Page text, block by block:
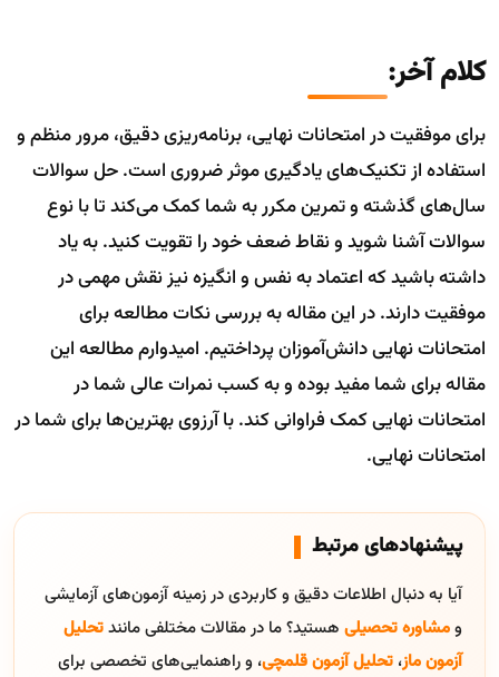
کلام آخر:
برای موفقیت در امتحانات نهایی، برنامه‌ریزی دقیق، مرور منظم و
استفاده از تکنیک‌های یادگیری موثر ضروری است. حل سوالات
سال‌های گذشته و تمرین مکرر به شما کمک می‌کند تا با نوع
سوالات آشنا شوید و نقاط ضعف خود را تقویت کنید. به یاد
داشته باشید که اعتماد به نفس و انگیزه نیز نقش مهمی در
موفقیت دارند. در این مقاله به بررسی نکات مطالعه برای
امتحانات نهایی دانش‌آموزان پرداختیم. امیدوارم مطالعه این
مقاله برای شما مفید بوده و به کسب نمرات عالی شما در
امتحانات نهایی کمک فراوانی کند. با آرزوی بهترین‌ها برای شما در
امتحانات نهایی.
پیشنهادهای مرتبط
آیا به دنبال اطلاعات دقیق و کاربردی در زمینه آزمون‌های آزمایشی
ومشاوره تحصیلی هستید؟ ما در مقالات مختلفی مانندتحلیل
آزمون ماز، تحلیل آزمون قلمچی، و راهنمایی‌های تخصصی برای